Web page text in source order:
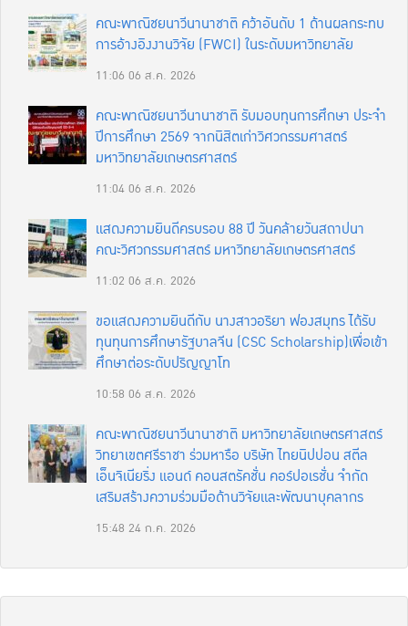
คณะพาณิชยนาวีนานาชาติ คว้าอันดับ 1 ด้านผลกระทบ
การอ้างอิงงานวิจัย (FWCI) ในระดับมหาวิทยาลัย
11:06 06 ส.ค. 2026
คณะพาณิชยนาวีนานาชาติ รับมอบทุนการศึกษา ประจำ
ปีการศึกษา 2569 จากนิสิตเก่าวิศวกรรมศาสตร์
มหาวิทยาลัยเกษตรศาสตร์
11:0406 ส.ค. 2026
แสดงความยินดีครบรอบ 88 ปี วันคล้ายวันสถาปนา
คณะวิศวกรรมศาสตร์ มหาวิทยาลัยเกษตรศาสตร์
11:02 06 ส.ค. 2026
ขอแสดงความยินดีกับ นางสาวอริยา ฟองสมุทร ได้รับ
ทุนทุนการศึกษารัฐบาลจีน (CSC Scholarship)เพื่อเข้า
ศึกษาต่อระดับปริญญาโท
10:58 06 ส.ค. 2026
คณะพาณิชยนาวีนานาชาติ มหาวิทยาลัยเกษตรศาสตร์
วิทยาเขตศรีราชา ร่วมหารือ บริษัท ไทยนิปปอน สตีล
เอ็นจิเนียริ่ง แอนด์ คอนสตรัคชั่น คอร์ปอเรชั่น จำกัด
เสริมสร้างความร่วมมือด้านวิจัยและพัฒนาบุคลากร
15:48 24 ก.ค. 2026